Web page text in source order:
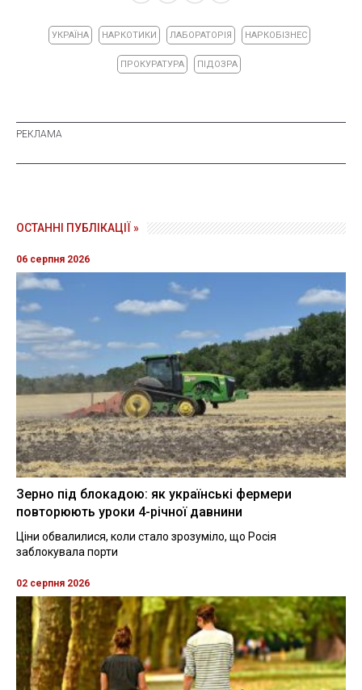
УКРАЇНА НАРКОТИКИ ЛАБОРАТОРІЯ НАРКОБІЗНЕС
ПРОКУРАТУРА ПІДОЗРА
ОСТАННІ ПУБЛІКАЦІЇ »
06 серпня 2026
Зерно під блокадою: як українські фермери
повторюють уроки 4-річної давнини
Ціни обвалилися, коли стало зрозуміло, що Росія
заблокувала порти
02 серпня 2026